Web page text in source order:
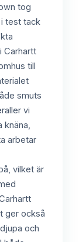
tog
test tack
Carhartt
till
smuts
vi
knäna,
arbetar
vilket är
ger också
och